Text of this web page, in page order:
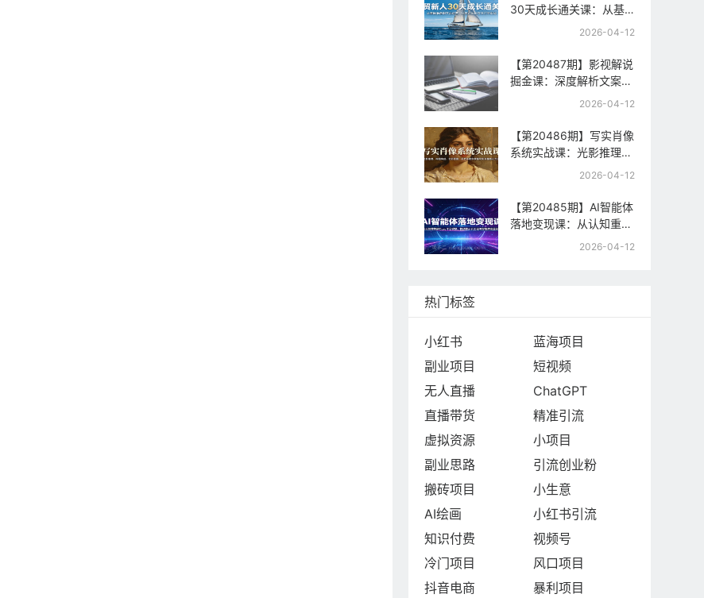
30天成长通关课：从基
础准备到平台运营，从零
2026-04-12
【第20487期】影视解说
掘金课：深度解析文案逻
辑、槽点设计与推流机
2026-04-12
【第20486期】写实肖像
系统实战课：光影推理、
构图构成、色彩置换，手
心方法
2026-04-12
【第20485期】AI智能体
落地变现课：从认知重构
到Coze平台实操，精通
2026-04-12
热门标签
小红书
蓝海项目
副业项目
短视频
无人直播
ChatGPT
直播带货
精准引流
虚拟资源
小项目
副业思路
引流创业粉
搬砖项目
小生意
AI绘画
小红书引流
知识付费
视频号
冷门项目
风口项目
抖音电商
暴利项目